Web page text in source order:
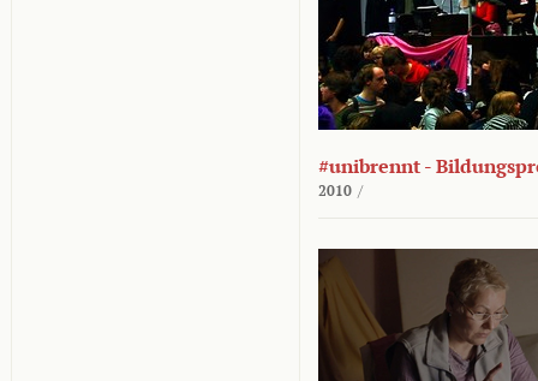
#unibrennt -
2010 /